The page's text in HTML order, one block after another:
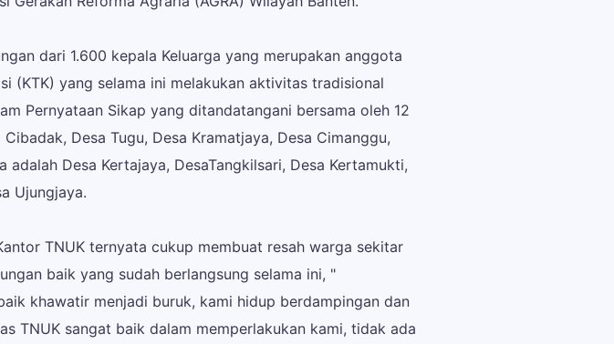
dari 1.600 kepala Keluarga yang merupakan anggota
(KTK) yang selama ini melakukan aktivitas tradisional
Pernyataan Sikap yang ditandatangani bersama oleh 12
Desa Tugu, Desa Kramatjaya, Desa Cimanggu,
Desa Kertajaya, DesaTangkilsari, Desa Kertamukti,
Ujungjaya.
TNUK ternyata cukup membuat resah warga sekitar
baik yang sudah berlangsung selama ini, "
khawatir menjadi buruk, kami hidup berdampingan dan
TNUK sangat baik dalam memperlakukan kami, tidak ada